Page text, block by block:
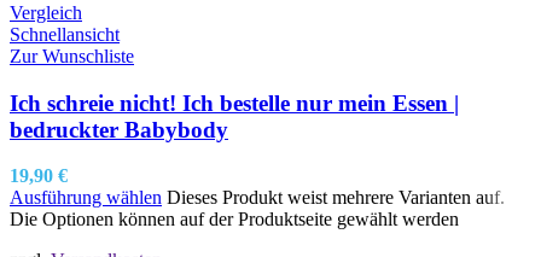
Vergleich
Schnellansicht
Zur Wunschliste
Ich schreie nicht! Ich bestelle nur mein Essen |
bedruckter Babybody
19,90 €
Ausführung wählen Dieses Produkt weist mehrere Varianten auf.
Die Optionen können auf der Produktseite gewählt werden